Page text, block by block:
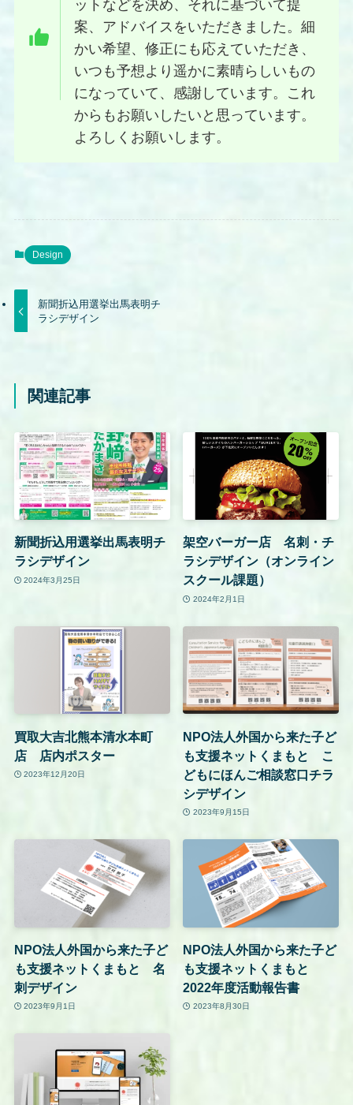
ットなどを決め、それに基づいて提
案、アドバイスをいただきました。細
かい希望、修正にも応えていただき、
いつも予想より遥かに素晴らしいもの
になっていて、感謝しています。これ
からもお願いしたいと思っています。
よろしくお願いします。
Design
新聞折込用選挙出馬表明チ
ラシデザイン
関連記事
新聞折込用選挙出馬表明チ
ラシデザイン
2024年3月25日
架空バーガー店 名刺・チ
ラシデザイン（オンライン
スクール課題）
2024年2月1日
買取大吉北熊本清水本町
店 店内ポスター
2023年12月20日
NPO法人外国から来た子ど
も支援ネットくまもと こ
どもにほんご相談窓口チラ
シデザイン
2023年9月15日
NPO法人外国から来た子ど
も支援ネットくまもと 名
刺デザイン
2023年9月1日
NPO法人外国から来た子ど
も支援ネットくまもと
2022年度活動報告書
2023年8月30日